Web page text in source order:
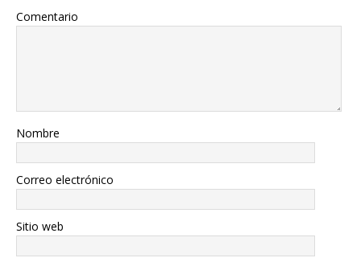
Comentario
Nombre
Correo electrónico
Sitio web